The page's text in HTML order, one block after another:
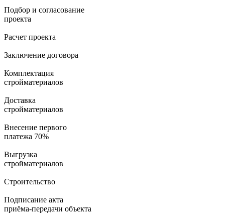
Подбор и согласование
проекта
Расчет проекта
Заключение договора
Комплектация
стройматериалов
Доставка
стройматериалов
Внесение первого
платежа 70%
Выгрузка
стройматериалов
Строительство
Подписание акта
приёма-передачи объекта